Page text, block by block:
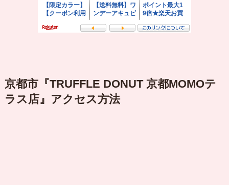
京都市『TRUFFLE DONUT 京都MOMOテ
ラス店』アクセス方法